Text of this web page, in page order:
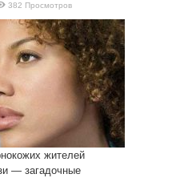
382 Просмотров
жителей
— загадочные